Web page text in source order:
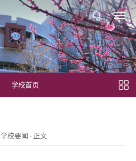
学校首页
学校要闻 -正文